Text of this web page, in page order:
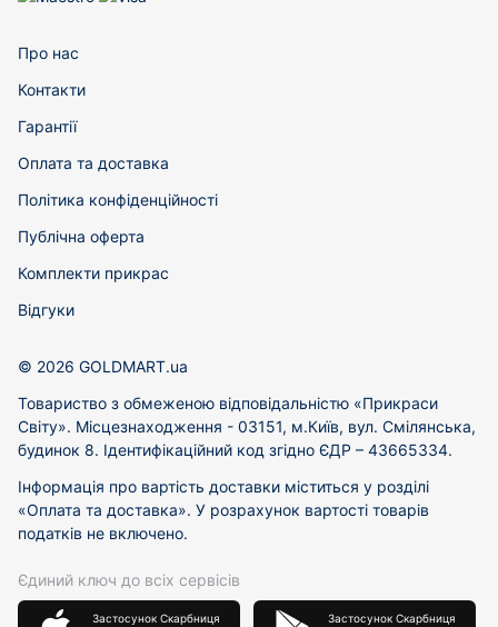
Про нас
Контакти
Гарантії
Оплата та доставка
Політика конфіденційності
Публічна оферта
Комплекти прикрас
Відгуки
© 2026 GOLDMART.ua
Товариство з обмеженою відповідальністю «Прикраси
Світу». Місцезнаходження - 03151, м.Київ, вул. Смілянська,
будинок 8. Ідентифікаційний код згідно ЄДР – 43665334.
Інформація про вартість доставки міститься у розділі
«Оплата та доставка». У розрахунок вартості товарів
податків не включено.
Єдиний ключ до всіх сервісів
Застосунок Скарбниця Застосунок Скарбниця